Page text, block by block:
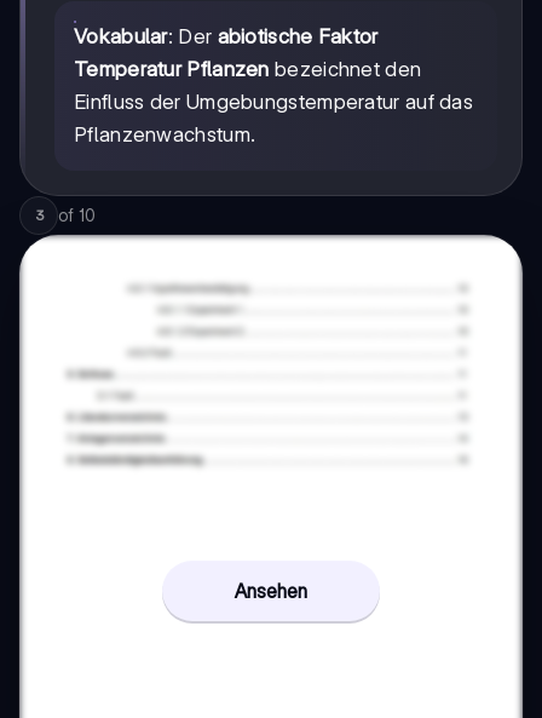
Vokabular: Der abiotische Faktor
Temperatur Pflanzen bezeichnet den
Einfluss der Umgebungstemperatur auf das
Pflanzenwachstum.
3 of 10
Ansehen